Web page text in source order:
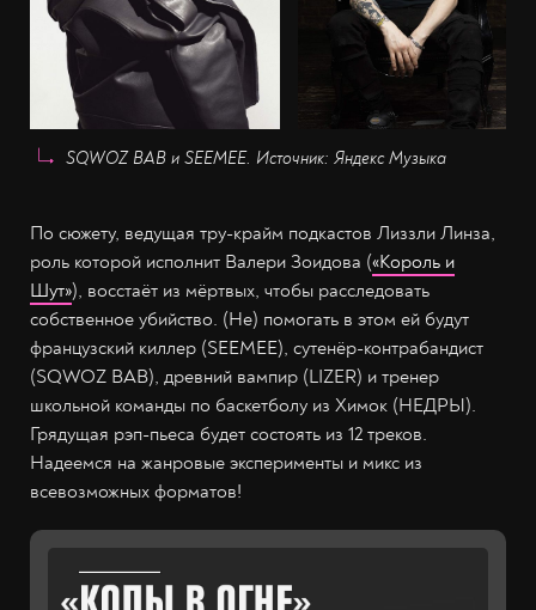
SQWOZ BAB и SEEMEE. Источник: Яндекс Музыка
По сюжету, ведущая тру-крайм подкастов Лиззли Линза,
роль которой исполнит Валери Зоидова («Король и
Шут»), восстаёт из мёртвых, чтобы расследовать
собственное убийство. (Не) помогать в этом ей будут
французский киллер (SEEMEE), сутенёр-контрабандист
(SQWOZ BAB), древний вампир (LIZER) и тренер
школьной команды по баскетболу из Химок (НЕДРЫ).
Грядущая рэп-пьеса будет состоять из 12 треков.
Надеемся на жанровые эксперименты и микс из
всевозможных форматов!